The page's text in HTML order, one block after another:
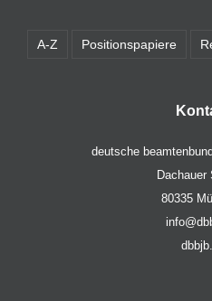
A-Z Positionspapiere
deutsche
Dachauer
80335